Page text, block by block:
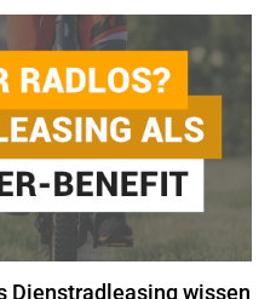
Dienstradleasing wissen